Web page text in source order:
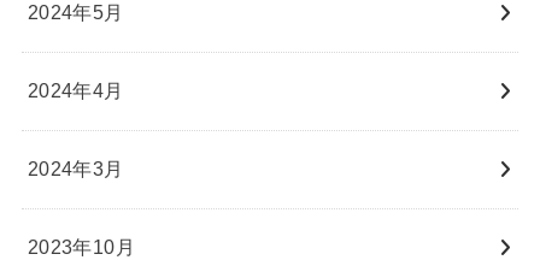
2024年5月
2024年4月
2024年3月
2023年10月